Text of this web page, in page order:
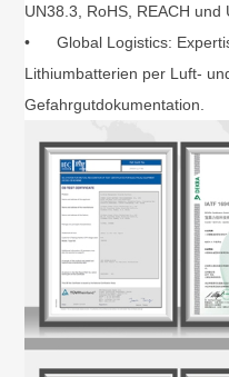
UN38.3, RoHS, REACH und
• Global Logistics:
Lithiumbatterien per Luft-
Gefahrgutdokumentation.